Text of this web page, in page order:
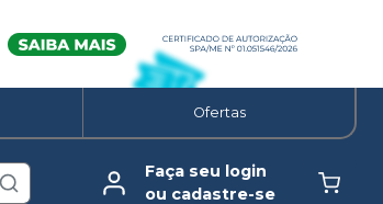
Ofertas
Faça seu login
ou cadastre-se